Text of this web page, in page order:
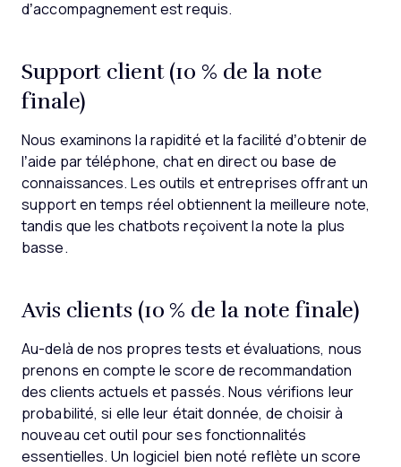
d’accompagnement est requis.
Support client (10 % de la note
finale)
Nous examinons la rapidité et la facilité d’obtenir de
l’aide par téléphone, chat en direct ou base de
connaissances. Les outils et entreprises offrant un
support en temps réel obtiennent la meilleure note,
tandis que les chatbots reçoivent la note la plus
basse.
Avis clients (10 % de la note finale)
Au-delà de nos propres tests et évaluations, nous
prenons en compte le score de recommandation
des clients actuels et passés. Nous vérifions leur
probabilité, si elle leur était donnée, de choisir à
nouveau cet outil pour ses fonctionnalités
essentielles. Un logiciel bien noté reflète un score